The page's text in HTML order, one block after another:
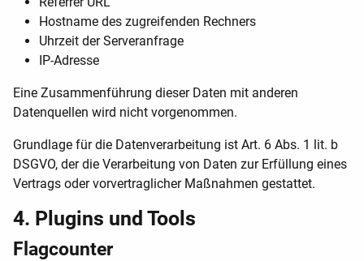
Hostname des zugreifenden Rechners
Uhrzeit der Serveranfrage
IP-Adresse
Eine Zusammenführung dieser Daten mit anderen
Datenquellen wird nicht vorgenommen.
Grundlage für die Datenverarbeitung ist Art. 6 Abs. 1 lit. b
DSGVO, der die Verarbeitung von Daten zur Erfüllung eines
Vertrags oder vorvertraglicher Maßnahmen gestattet.
4. Plugins und Tools
Flagcounter